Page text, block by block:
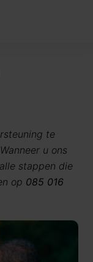
te
u ons
stappen die
op 085 016